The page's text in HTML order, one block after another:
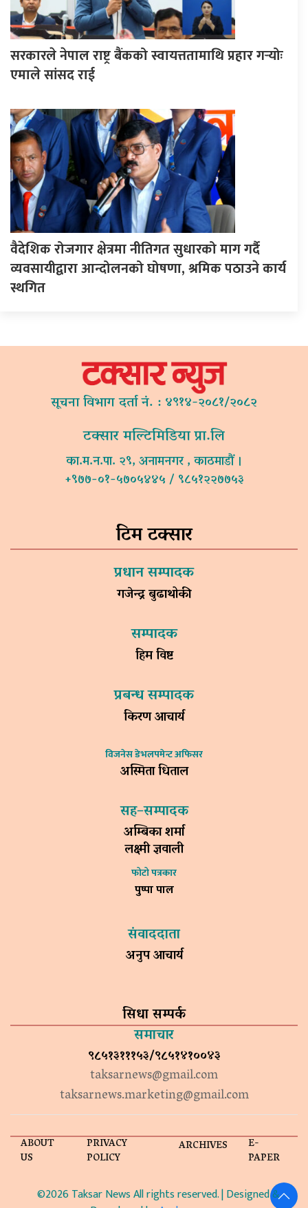
सरकारले नेपाल राष्ट्र बैंकको स्वायत्ततामाथि प्रहार गर्‍योः
एमाले सांसद राई
वैदेशिक रोजगार क्षेत्रमा नीतिगत सुधारको माग गर्दै
व्यवसायीद्वारा आन्दोलनको घोषणा, श्रमिक पठाउने कार्य
स्थगित
सूचना विभाग दर्ता नं. : ४९१४-२०८१/२०८२
टक्सार मल्टिमिडिया प्रा.लि
का.म.न.पा. २९, अनामनगर , काठमाडौं ।
+९७७-०१-५७०५४४५ / ९८५१२२७७५३
टिम टक्सार
प्रधान सम्पादक
गजेन्द्र बुढाथोकी
सम्पादक
हिम विष्ट
प्रबन्ध सम्पादक
किरण आचार्य
विजनेस डेभलपमेन्ट अफिसर
अस्मिता धिताल
सह–सम्पादक
अम्बिका शर्मा
लक्ष्मी ज्ञवाली
फोटो पत्रकार
पुष्पा पाल
संवाददाता
अनुप आचार्य
सिधा सम्पर्क
समाचार
९८५१३१११५३/९८५१४१००४३
taksarnews@gmail.com
taksarnews.marketing@gmail.com
ABOUT
US
PRIVACY
POLICY
ARCHIVES E-
PAPER
©2026 Taksar News All rights reserved. | Designed &